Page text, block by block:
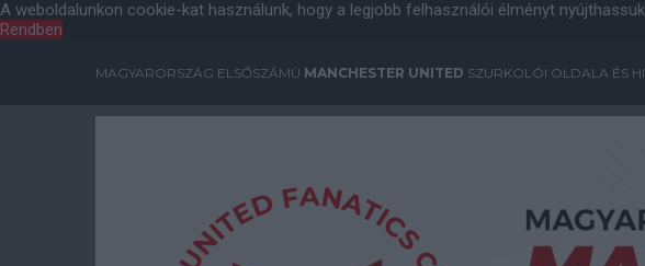
A weboldalunkon cookie-kat használunk, hogy a legjobb felhasználói élményt
Rendben
MAGYARORSZÁG ELSŐSZÁMÚ MANCHESTER UNITED SZURKOLÓI OLDALA ÉS